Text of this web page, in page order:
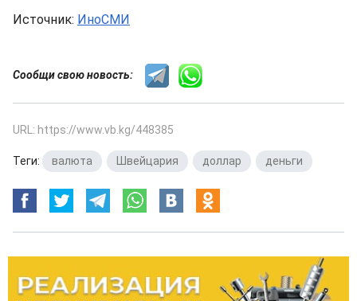
Источник: ИноСМИ
Сообщи свою новость:
URL: https://www.vb.kg/448385
Теги: валюта Швейцария доллар деньги